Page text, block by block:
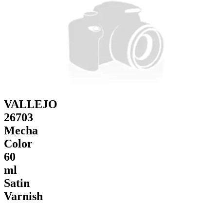
VALLEJO
26703
Mecha
Color
60
ml
Satin
Varnish